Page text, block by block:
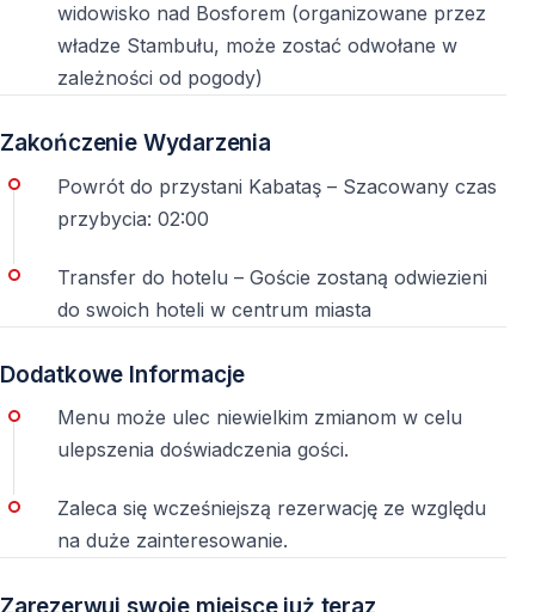
widowisko nad Bosforem (organizowane przez
władze Stambułu, może zostać odwołane w
zależności od pogody)
Zakończenie Wydarzenia
Powrót do przystani Kabataş – Szacowany czas
przybycia: 02:00
Transfer do hotelu – Goście zostaną odwiezieni
do swoich hoteli w centrum miasta
Dodatkowe Informacje
Menu może ulec niewielkim zmianom w celu
ulepszenia doświadczenia gości.
Zaleca się wcześniejszą rezerwację ze względu
na duże zainteresowanie.
Zarezerwuj swoje miejsce już teraz